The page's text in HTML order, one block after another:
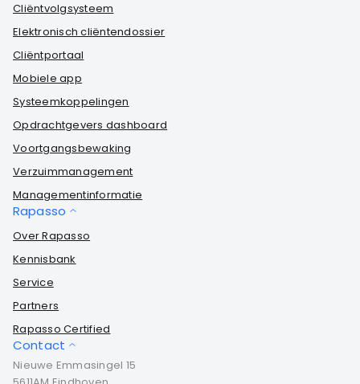
Cliëntvolgsysteem
Elektronisch cliëntendossier
Cliëntportaal
Mobiele app
Systeemkoppelingen
Opdrachtgevers dashboard
Voortgangsbewaking
Verzuimmanagement
Managementinformatie
Rapasso
Over Rapasso
Kennisbank
Service
Partners
Rapasso Certified
Contact
Nieuwe Emmasingel 15